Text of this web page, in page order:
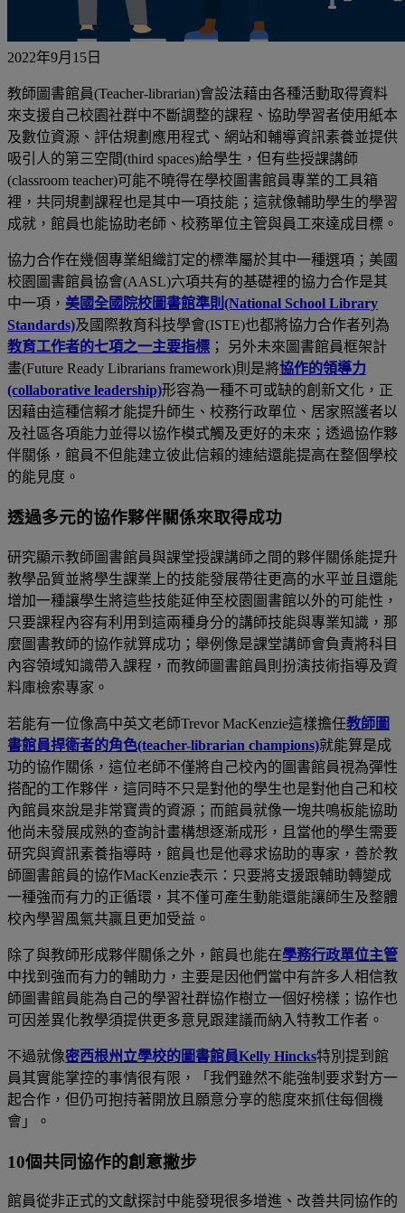
2022年9月15日
教師圖書館員(Teacher-librarian)會設法藉由各種活動取得資料
來支援自己校園社群中不斷調整的課程、協助學習者使用紙本
及數位資源、評估規劃應用程式、網站和輔導資訊素養並提供
吸引人的第三空間(third spaces)給學生，但有些授課講師
(classroom teacher)可能不曉得在學校圖書館員專業的工具箱
裡，共同規劃課程也是其中一項技能；這就像輔助學生的學習
成就，館員也能協助老師、校務單位主管與員工來達成目標。
協力合作在幾個專業組織訂定的標準屬於其中一種選項；美國
校園圖書館員協會(AASL)六項共有的基礎裡的協力合作是其
中一項， 美國全國院校圖書館準則 (National School Library
Standards)及國際教育科技學會(ISTE)也都將協力合作者列為
教育工作者的七項之一主要指標 ；
另外未來圖書館員框架計
畫(Future Ready Librarians framework)則是將協作的領導力
(collaborative leadership)形容為一種不可或缺的創新文化，正
因藉由這種信賴才能提升師生、校務行政單位、居家照護者以
及社區各項能力並得以協作模式觸及更好的未來；透過協作夥
伴關係，館員不但能建立彼此信賴的連結還能提高在整個學校
的能見度。
透過多元的協作夥伴關係來取得成功
研究顯示教師圖書館員與課堂授課講師之間的夥伴關係能提升
教學品質並將學生課業上的技能發展帶往更高的水平並且還能
增加一種讓學生將這些技能延伸至校園圖書館以外的可能性，
只要課程內容有利用到這兩種身分的講師技能與專業知識，那
麼圖書教師的協作就算成功；舉例像是課堂講師會負責將科目
內容領域知識帶入課程，而教師圖書館員則扮演技術指導及資
料庫檢索專家。
若能有一位像高中英文老師Trevor MacKenzie這樣擔任教師圖
書館員捍衛者的角色(teacher-librarian champions)就能算是成
功的協作關係，這位老師不僅將自己校內的圖書館員視為彈性
搭配的工作夥伴，這同時不只是對他的學生也是對他自己和校
內館員來說是非常寶貴的資源；而館員就像一塊共鳴板能協助
他尚未發展成熟的查詢計畫構想逐漸成形，且當他的學生需要
研究與資訊素養指導時，館員也是他尋求協助的專家，善於教
師圖書館員的協作MacKenzie表示：只要將支援跟輔助轉變成
一種強而有力的正循環，其不僅可產生動能還能讓師生及整體
校內學習風氣共贏且更加受益。
除了與教師形成夥伴關係之外，館員也能在學務行政單位主管
中找到強而有力的輔助力，主要是因他們當中有許多人相信教
師圖書館員能為自己的學習社群協作樹立一個好榜樣；協作也
可因差異化教學須提供更多意見跟建議而納入特教工作者。
不過就像密西根州立學校的圖書館員Kelly Hincks特別提到館
員其實能掌控的事情很有限，「我們雖然不能強制要求對方一
起合作，但仍可抱持著開放且願意分享的態度來抓住每個機
會」。
10個共同協作的創意撇步
館員從非正式的文獻探討中能發現很多增進、改善共同協作的